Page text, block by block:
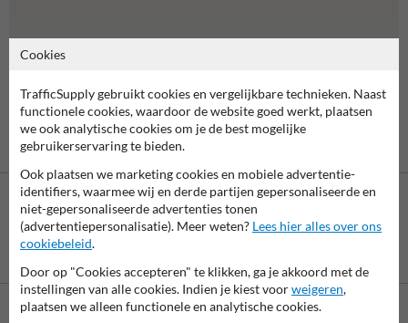
Cookies
TrafficSupply gebruikt cookies en vergelijkbare technieken. Naast
functionele cookies, waardoor de website goed werkt, plaatsen
we ook analytische cookies om je de best mogelijke
gebruikerservaring te bieden.
Ook plaatsen we marketing cookies en mobiele advertentie-
identifiers, waarmee wij en derde partijen gepersonaliseerde en
niet-gepersonaliseerde advertenties tonen
(advertentiepersonalisatie). Meer weten? Lees hier alles over ons
cookiebeleid.
Door op "Cookies accepteren" te klikken, ga je akkoord met de
instellingen van alle cookies. Indien je kiest voorweigeren,
plaatsen we alleen functionele en analytische cookies.